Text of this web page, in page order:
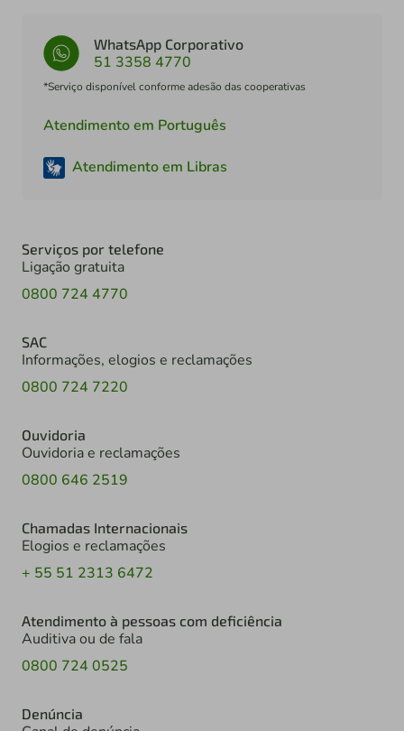
WhatsApp Corporativo
51 3358 4770
*Serviço disponível conforme adesão das cooperativas
Atendimento em Português
Atendimento em Libras
Serviços por telefone
Ligação gratuita
0800 724 4770
SAC
Informações, elogios e reclamações
0800 724 7220
Ouvidoria
Ouvidoria e reclamações
0800 646 2519
Chamadas Internacionais
Elogios e reclamações
+ 55 51 2313 6472
Atendimento à pessoas com deficiência
Auditiva ou de fala
0800 724 0525
Denúncia